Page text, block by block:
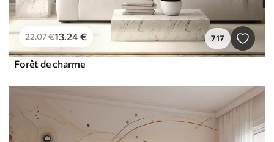
22.07€13.24€ 717
Forêt de charme